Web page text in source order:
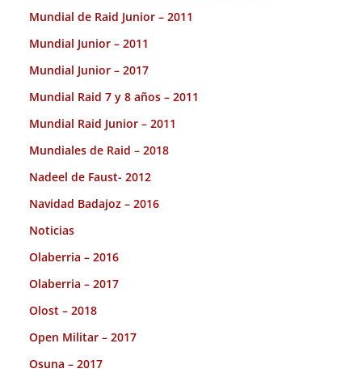
Mundial de Raid Junior – 2011
Mundial Junior – 2011
Mundial Junior – 2017
Mundial Raid 7 y 8 años – 2011
Mundial Raid Junior – 2011
Mundiales de Raid – 2018
Nadeel de Faust- 2012
Navidad Badajoz – 2016
Noticias
Olaberria – 2016
Olaberria – 2017
Olost – 2018
Open Militar – 2017
Osuna – 2017